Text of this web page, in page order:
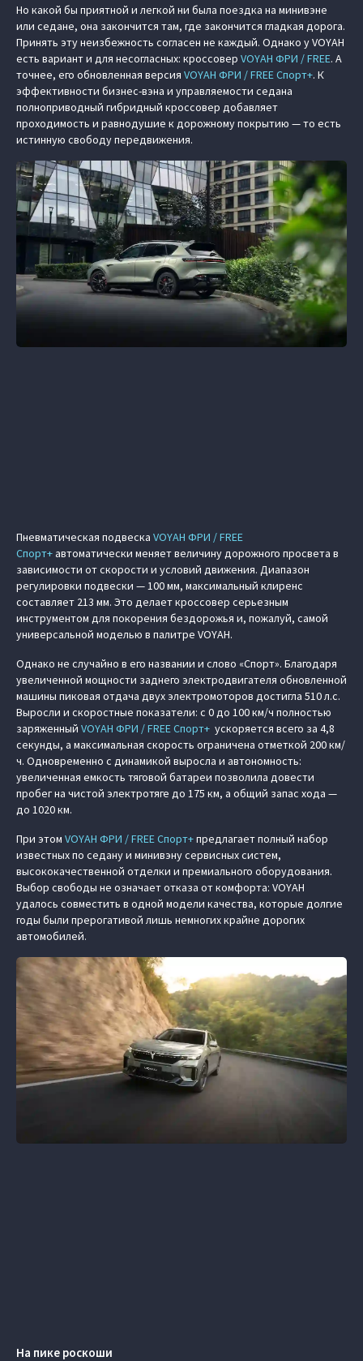
Но какой бы приятной и легкой ни была поездка на минивэне
или седане, она закончится там, где закончится гладкая дорога.
Принять эту неизбежность согласен не каждый. Однако у VOYAH
есть вариант и для несогласных: кроссовер VOYAH ФРИ / FREE. А
точнее, его обновленная версия VOYAH ФРИ / FREE Спорт+. К
эффективности бизнес-вэна и управляемости седана
полноприводный гибридный кроссовер добавляет
проходимость и равнодушие к дорожному покрытию — то есть
истинную свободу передвижения.
Пневматическая подвеска VOYAH ФРИ / FREE
Спорт+автоматически меняет величину дорожного просвета в
зависимости от скорости и условий движения. Диапазон
регулировки подвески — 100 мм, максимальный клиренс
составляет 213 мм. Это делает кроссовер серьезным
инструментом для покорения бездорожья и, пожалуй, самой
универсальной моделью в палитре VOYAH.
Однако не случайно в его названии и слово «Спорт». Благодаря
увеличенной мощности заднего электродвигателя обновленной
машины пиковая отдача двух электромоторов достигла 510 л.с.
Выросли и скоростные показатели: с 0 до 100 км/ч полностью
заряженный VOYAH ФРИ / FREE Спорт+ ускоряется всего за 4,8
секунды, а максимальная скорость ограничена отметкой 200 км/
ч. Одновременно с динамикой выросла и автономность:
увеличенная емкость тяговой батареи позволила довести
пробег на чистой электротяге до 175 км, а общий запас хода —
до 1020 км.
При этом VOYAH ФРИ / FREE Спорт+предлагает полный набор
известных по седану и минивэну сервисных систем,
высококачественной отделки и премиального оборудования.
Выбор свободы не означает отказа от комфорта: VOYAH
удалось совместить в одной модели качества, которые долгие
годы были прерогативой лишь немногих крайне дорогих
автомобилей.
На пике роскоши